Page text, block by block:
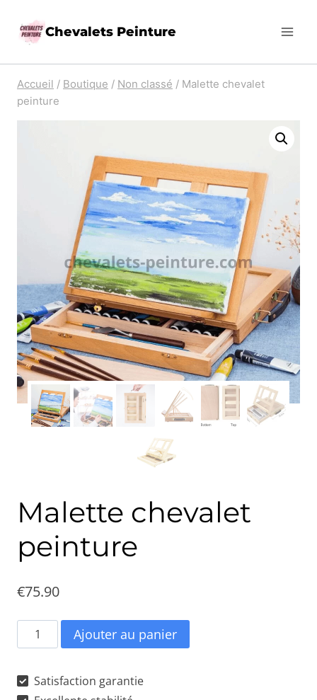
Chevalets Peinture
Accueil / Boutique / Non classé / Malette chevalet
peinture
Malette chevalet
peinture
€75.90
quantité
de
Malette
Ajouter au panier
Satisfaction garantie